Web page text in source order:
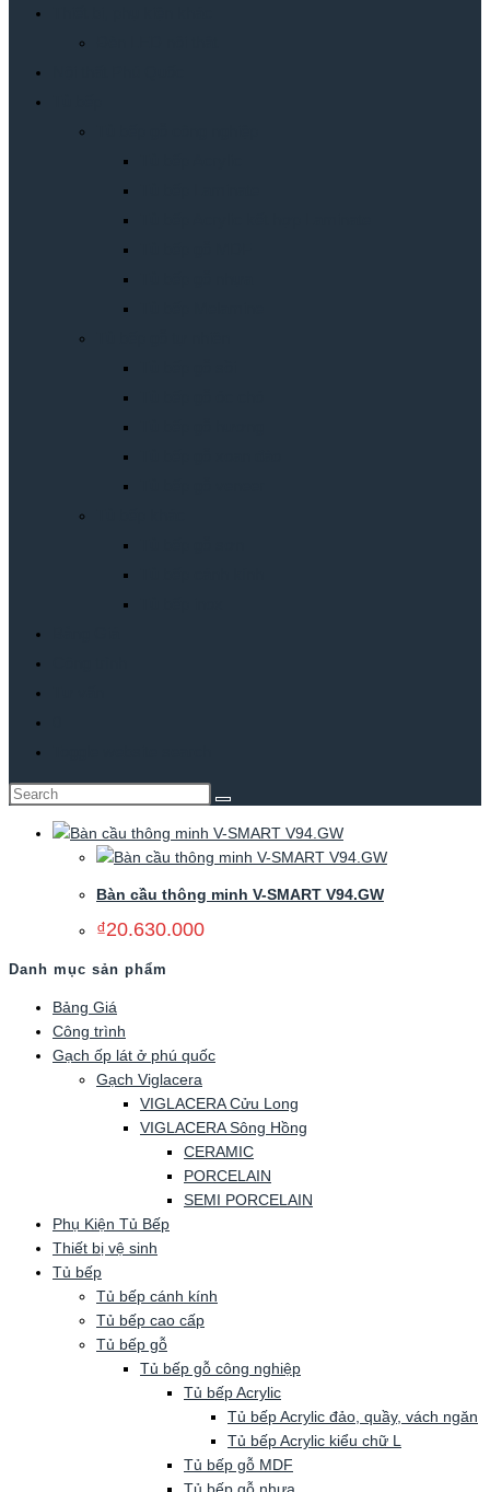
Bàn cầu thông minh V-SMART V94.GW
₫20.630.000
Danh mục sản phẩm
Bảng Giá
Công trình
Gạch ốp lát ở phú quốc
Gạch Viglacera
VIGLACERA Cửu Long
VIGLACERA Sông Hồng
CERAMIC
PORCELAIN
SEMI PORCELAIN
Phụ Kiện Tủ Bếp
Thiết bị vệ sinh
Tủ bếp
Tủ bếp cánh kính
Tủ bếp cao cấp
Tủ bếp gỗ
Tủ bếp gỗ công nghiệp
Tủ bếp Acrylic
Tủ bếp Acrylic đảo, quầy, vách ngăn
Tủ bếp Acrylic kiểu chữ L
Tủ bếp gỗ MDF
Tủ bếp gỗ nhựa